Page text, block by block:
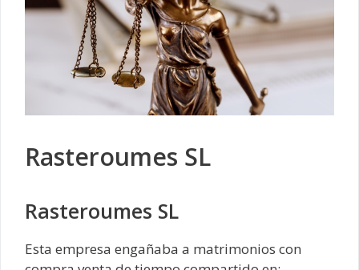
Rasteroumes SL
Rasteroumes SL
Esta empresa engañaba a matrimonios con